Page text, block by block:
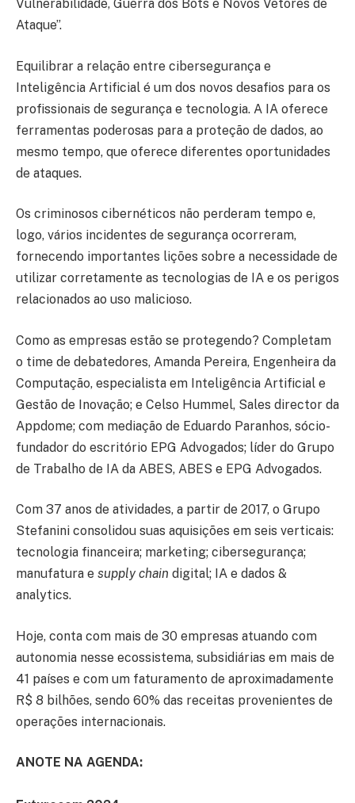
Vulnerabilidade, Guerra dos Bots e Novos Vetores de
Ataque”.
Equilibrar a relação entre cibersegurança e
Inteligência Artificial é um dos novos desafios para os
profissionais de segurança e tecnologia. A IA oferece
ferramentas poderosas para a proteção de dados, ao
mesmo tempo, que oferece diferentes oportunidades
de ataques.
Os criminosos cibernéticos não perderam tempo e,
logo, vários incidentes de segurança ocorreram,
fornecendo importantes lições sobre a necessidade de
utilizar corretamente as tecnologias de IA e os perigos
relacionados ao uso malicioso.
Como as empresas estão se protegendo? Completam
o time de debatedores, Amanda Pereira, Engenheira da
Computação, especialista em Inteligência Artificial e
Gestão de Inovação; e Celso Hummel, Sales director da
Appdome; com mediação de Eduardo Paranhos, sócio-
fundador do escritório EPG Advogados; líder do Grupo
de Trabalho de IA da ABES, ABES e EPG Advogados.
Com 37 anos de atividades, a partir de 2017, o Grupo
Stefanini consolidou suas aquisições em seis verticais:
tecnologia financeira; marketing; cibersegurança;
manufatura e supply chain digital; IA e dados &
analytics.
Hoje, conta com mais de 30 empresas atuando com
autonomia nesse ecossistema, subsidiárias em mais de
41 países e com um faturamento de aproximadamente
R$ 8 bilhões, sendo 60% das receitas provenientes de
operações internacionais.
ANOTE NA AGENDA: